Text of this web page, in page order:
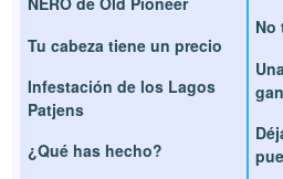
Tu cabeza tiene un precio
Infestación de los Lagos
Patjens
¿Qué has hecho?
No